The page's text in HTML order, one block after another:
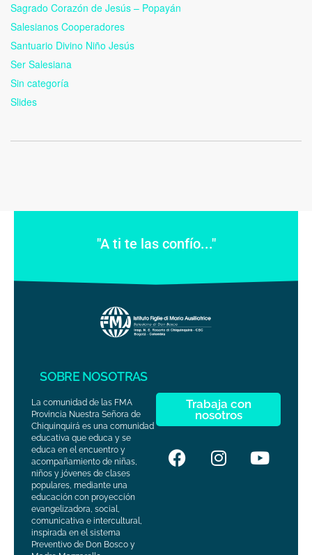
Sagrado Corazón de Jesús – Popayán
Salesianos Cooperadores
Santuario Divino Niño Jesús
Ser Salesiana
Sin categoría
Slides
"A ti te las confío..."
SOBRE NOSOTRAS
La comunidad de las FMA
Provincia Nuestra Señora de
Chiquinquirá es una comunidad
educativa que educa y se
educa en el encuentro y
acompañamiento de niñas,
niños y jóvenes de clases
populares, mediante una
educación con proyección
evangelizadora, social,
comunicativa e intercultural,
inspirada en el sistema
Preventivo de Don Bosco y
Trabaja con
nosotros